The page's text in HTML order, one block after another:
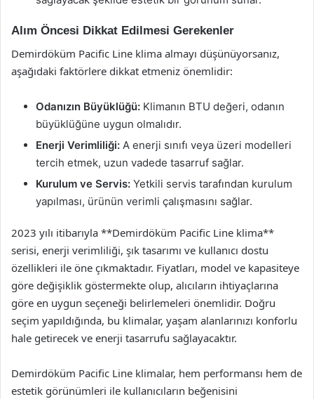
Alım Öncesi Dikkat Edilmesi Gerekenler
Demirdöküm Pacific Line klima almayı düşünüyorsanız,
aşağıdaki faktörlere dikkat etmeniz önemlidir:
Odanızın Büyüklüğü: Klimanın BTU değeri, odanın
büyüklüğüne uygun olmalıdır.
Enerji Verimliliği: A enerji sınıfı veya üzeri modelleri
tercih etmek, uzun vadede tasarruf sağlar.
Kurulum ve Servis: Yetkili servis tarafından kurulum
yapılması, ürünün verimli çalışmasını sağlar.
2023 yılı itibarıyla **Demirdöküm Pacific Line klima**
serisi, enerji verimliliği, şık tasarımı ve kullanıcı dostu
özellikleri ile öne çıkmaktadır. Fiyatları, model ve kapasiteye
göre değişiklik göstermekte olup, alıcıların ihtiyaçlarına
göre en uygun seçeneği belirlemeleri önemlidir. Doğru
seçim yapıldığında, bu klimalar, yaşam alanlarınızı konforlu
hale getirecek ve enerji tasarrufu sağlayacaktır.
Demirdöküm Pacific Line klimalar, hem performansı hem de
estetik görünümleri ile kullanıcıların beğenisini